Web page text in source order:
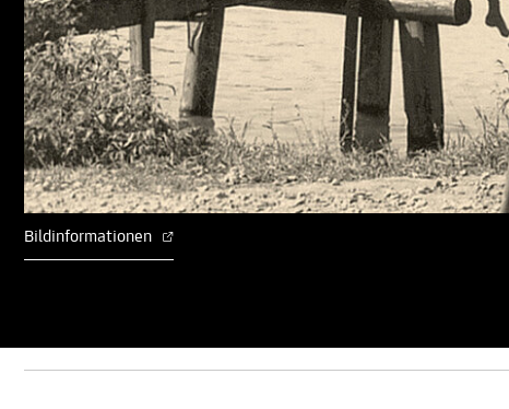
Bildinformationen